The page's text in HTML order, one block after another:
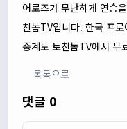
어로즈가 무난하게 연승
친놈TV입니다. 한국 프
중계도 토친놈TV에서 무
목록으로
댓글 0